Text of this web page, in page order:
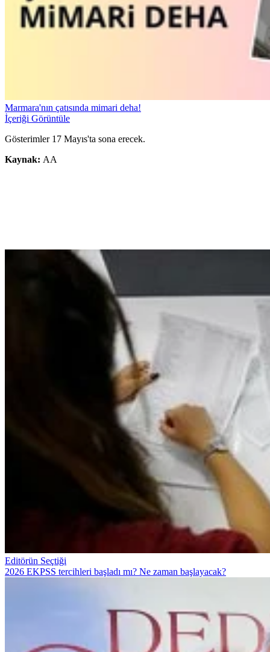
Marmara'nın çatısında mimari deha!
İçeriği Görüntüle
Gösterimler 17 Mayıs'ta sona erecek.
Kaynak: AA
Editörün Seçtiği
2026 EKPSS tercihleri başladı mı? Ne zaman başlayacak?